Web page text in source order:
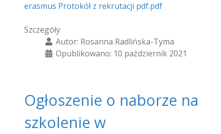
erasmus Protokół z rekrutacji pdf.pdf
Szczegóły
Autor: Rosanna Radlińska-Tyma
Opublikowano: 10 październik 2021
Ogłoszenie o naborze na
szkolenie w